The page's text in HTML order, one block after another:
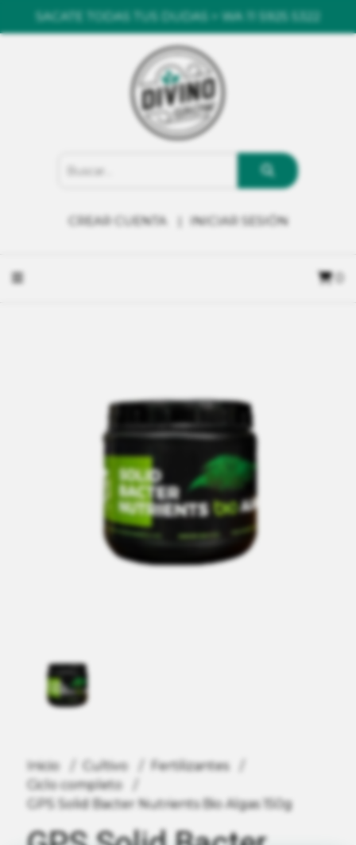
SACATE TODAS TUS DUDAS > WA 11 5925 5322
CREAR CUENTA INICIAR SESIÓN
Inicio Cultivo
Fertilizantes
Ciclo completo
GPS Solid Bacter Nutrients Bio Algas 150g